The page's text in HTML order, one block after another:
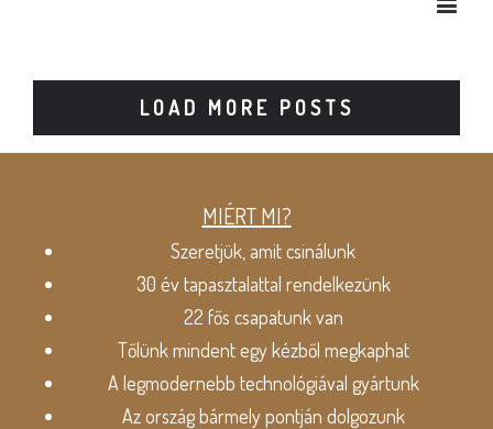
LOAD MORE POSTS
MIÉRT MI?
Szeretjük, amit csinálunk
30 év tapasztalattal rendelkezünk
22 fős csapatunk van
Tőlünk mindent egy kézből megkaphat
A legmodernebb technológiával gyártunk
Az ország bármely pontján dolgozunk